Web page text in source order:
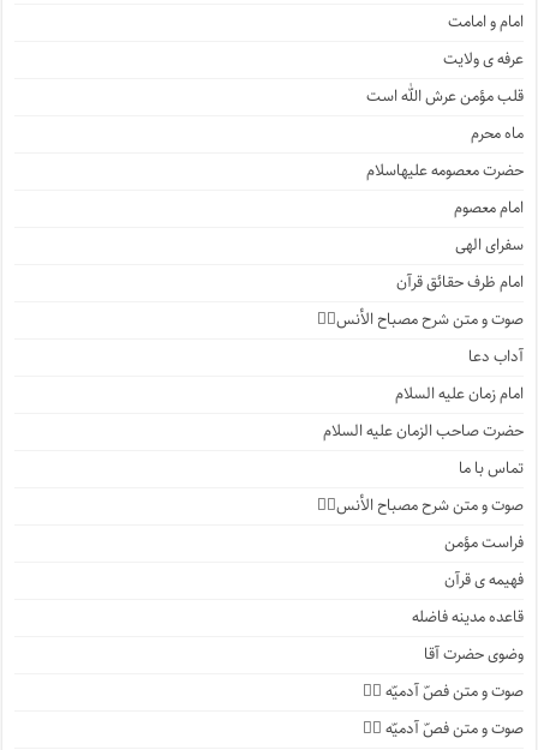
امام و امامت
عرفه ی ولایت
قلب مؤمن عرش الله است
ماه محرم
حضرت معصومه علیهاسلام
امام معصوم
سفرای الهی
امام ظرف حقائق قرآن
صوت و متن شرح مصباح الأنس۲️⃣
آداب دعا
امام زمان علیه السلام
حضرت صاحب الزمان علیه السلام
تماس با ما
صوت و متن شرح مصباح الأنس۱️⃣
فراست مؤمن
فهیمه ی قرآن
قاعده مدینه فاضله
وضوی حضرت آقا
صوت و متن فصّ آدمیّه ۴️⃣
صوت و متن فصّ آدمیّه ۳️⃣